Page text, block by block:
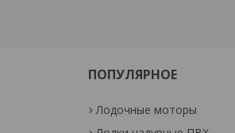
ПОПУЛЯРНОЕ
Лодочные моторы